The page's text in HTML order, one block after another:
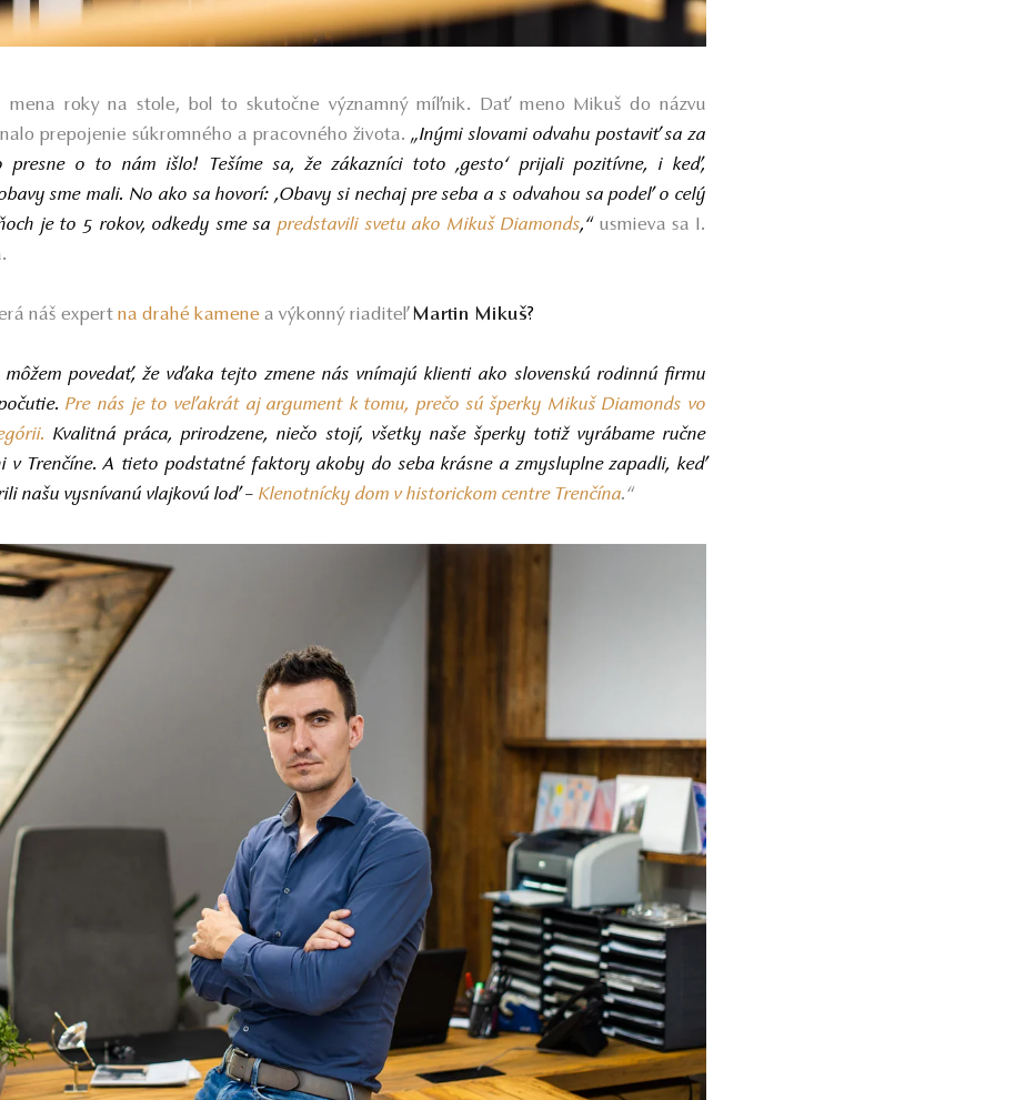
roky na stole, bol to skutočne významný míľnik. Dať meno Mikuš do názvu
prepojenie súkromného a pracovného života. „Inými slovami odvahu postaviť sa za
o to nám išlo! Tešíme sa, že zákazníci toto ,gesto‘ prijali pozitívne, i keď,
sme mali. No ako sa hovorí: ,Obavy si nechaj pre seba a s odvahou sa podeľ o celý
je to 5 rokov, odkedy sme sa predstavili svetu ako Mikuš Diamonds,“ usmieva sa I.
náš expert na drahé kamene a výkonný riaditeľ Martin Mikuš?
povedať, že vďaka tejto zmene nás vnímajú klienti ako slovenskú rodinnú firmu
Pre nás je to veľakrát aj argument k tomu, prečo sú šperky Mikuš Diamonds vo
Kvalitná práca, prirodzene, niečo stojí, všetky naše šperky totiž vyrábame ručne
v Trenčíne. A tieto podstatné faktory akoby do seba krásne a zmysluplne zapadli, keď
našu vysnívanú vlajkovú loď – Klenotnícky dom v historickom centre Trenčína.“